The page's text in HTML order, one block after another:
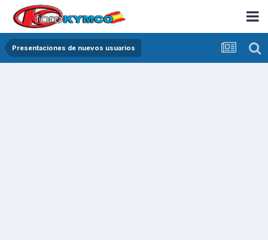
Presentaciones de nuevos usuarios